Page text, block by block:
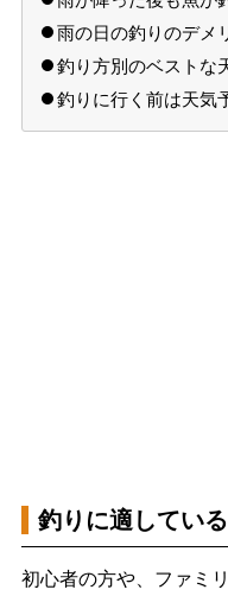
雨の日の釣りのデメ
釣り方別のベストな
釣りに行く前は天気
釣りに適してい
初心者の方や、ファミ